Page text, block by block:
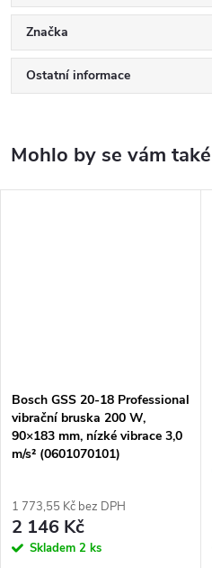
Značka
Ostatní informace
Bosch GSS 20-18 Professional
vibrační bruska 200 W,
90×183 mm, nízké vibrace 3,0
m/s² (0601070101)
1 773,55 Kč bez DPH
2 146 Kč
Skladem 2 ks